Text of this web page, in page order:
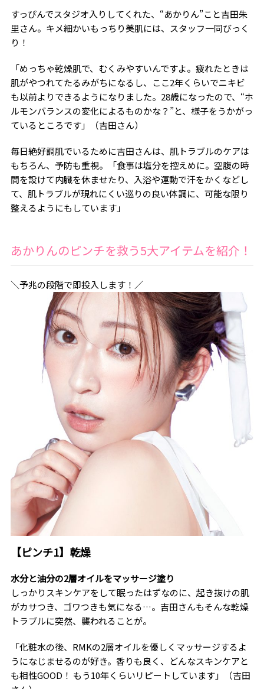
すっぴんでスタジオ入りしてくれた、“あかりん”こと吉田朱
里さん。キメ細かいもっちり美肌には、スタッフ一同びっく
り！
「めっちゃ乾燥肌で、むくみやすいんですよ。疲れたときは
肌がやつれてたるみがちになるし、ここ2年くらいでニキビ
も以前よりできるようになりました。28歳になったので、“ホ
ルモンバランスの変化によるものかな？”と、様子をうかがっ
ているところです」（吉田さん）
毎日絶好調肌でいるために吉田さんは、肌トラブルのケアは
もちろん、予防も重視。「食事は塩分を控えめに。空腹の時
間を設けて内臓を休ませたり、入浴や運動で汗をかくなどし
て、肌トラブルが現れにくい巡りの良い体調に、可能な限り
整えるようにもしています」
あかりんのピンチを救う5大アイテムを紹介！
＼予兆の段階で即投入します！／
【ピンチ1】乾燥
水分と油分の2層オイルをマッサージ塗り
しっかりスキンケアをして眠ったはずなのに、起き抜けの肌
がカサつき、ゴワつきも気になる…。吉田さんもそんな乾燥
トラブルに突然、襲われることが。
「化粧水の後、RMKの2層オイルを優しくマッサージするよ
うになじませるのが好き。香りも良く、どんなスキンケアと
も相性GOOD！ もう10年くらいリピートしています」（吉田